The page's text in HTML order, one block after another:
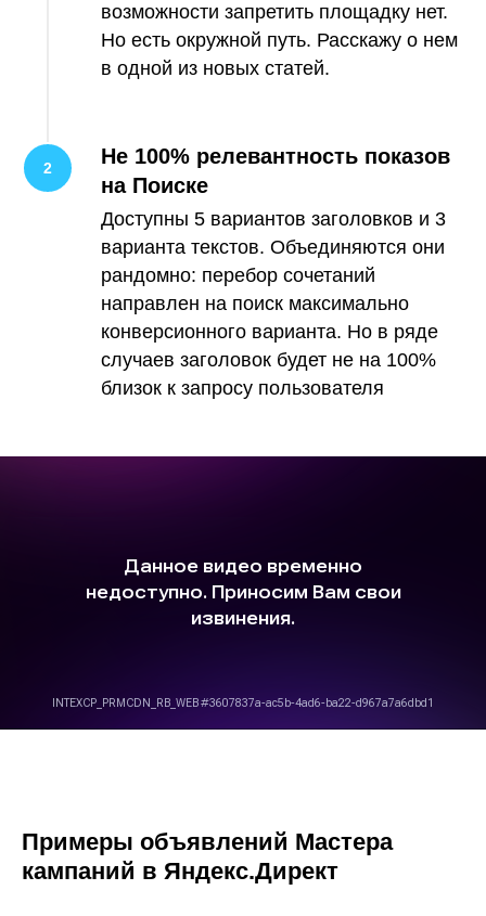
возможности запретить площадку нет.
Но есть окружной путь. Расскажу о нем
в одной из новых статей.
Не 100% релевантность показов
на Поиске
Доступны 5 вариантов заголовков и 3
варианта текстов. Объединяются они
рандомно: перебор сочетаний
направлен на поиск максимально
конверсионного варианта. Но в ряде
случаев заголовок будет не на 100%
близок к запросу пользователя
Примеры объявлений Мастера
кампаний в Яндекс.Директ